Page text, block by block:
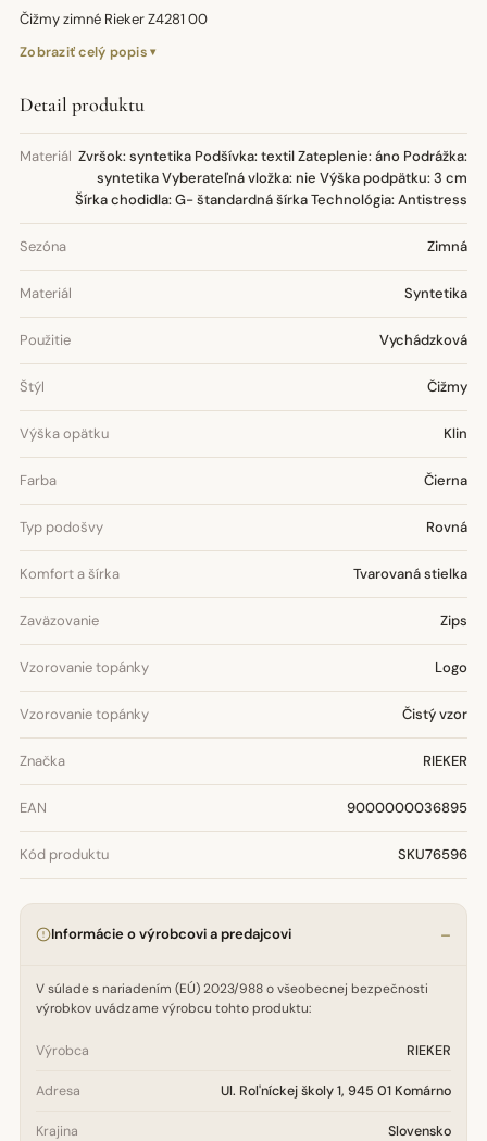
Čižmy zimné Rieker Z4281 00
Zobraziť celý popis
Detail produktu
Materiál Zvršok: syntetika Podšívka: textil Zateplenie: áno Podrážka:
syntetika Vyberateľná vložka: nie Výška podpätku: 3 cm
Šírka chodidla: G- štandardná šírka Technológia: Antistress
Sezóna Zimná
Materiál Syntetika
Použitie Vychádzková
Štýl Čižmy
Výška opätku Klin
Farba Čierna
Typ podošvy Rovná
Komfort a šírka Tvarovaná stielka
Zaväzovanie Zips
Vzorovanie topánky Logo
Vzorovanie topánky Čistý vzor
Značka RIEKER
EAN 9000000036895
Kód produktu SKU76596
Informácie o výrobcovi a predajcovi
V súlade s nariadením (EÚ) 2023/988 o všeobecnej bezpečnosti
výrobkov uvádzame výrobcu tohto produktu:
Výrobca RIEKER
Adresa Ul. Rol'níckej školy 1, 945 01 Komárno
Krajina Slovensko